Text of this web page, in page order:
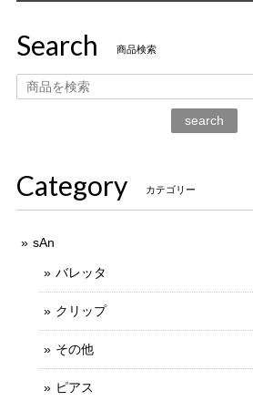
Search 商品検索
search
Category カテゴリー
sAn
バレッタ
クリップ
その他
ピアス